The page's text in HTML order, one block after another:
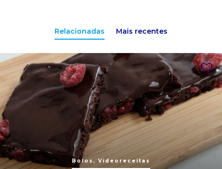
Relacionadas Mais recentes
Bolos, Videoreceitas